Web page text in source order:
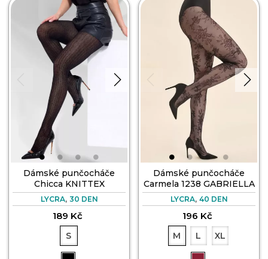
Dámské punčocháče
Chicca KNITTEX
LYCRA, 30 DEN
189 Kč
S
Dámské punčocháče
Carmela 1238 GABRIELLA
LYCRA, 40 DEN
196 Kč
M L XL